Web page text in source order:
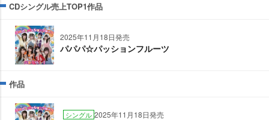
CDシングル売上TOP1作品
2025年11月18日発売
パパパ☆パッションフルーツ
作品
シングル 2025年11月18日発売